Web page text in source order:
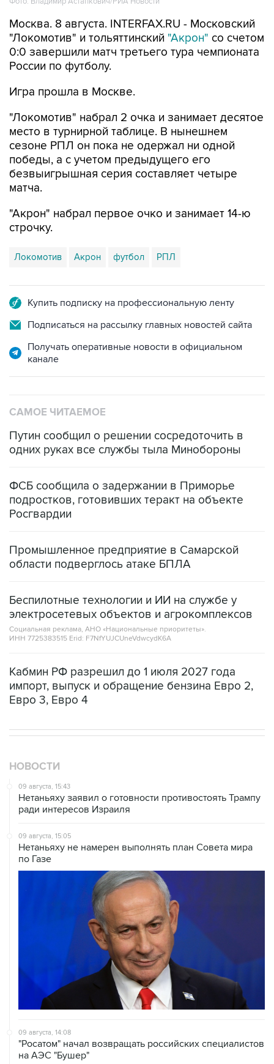
Москва. 8 августа. INTERFAX.RU - Московский
"Локомотив" и тольяттинский "Акрон" со счетом
0:0 завершили матч третьего тура чемпионата
России по футболу.
Игра прошла в Москве.
"Локомотив" набрал 2 очка и занимает десятое
место в турнирной таблице. В нынешнем
сезоне РПЛ он пока не одержал ни одной
победы, а с учетом предыдущего его
безвыигрышная серия составляет четыре
матча.
"Акрон" набрал первое очко и занимает 14-ю
строчку.
Локомотив Акрон футбол РПЛ
Купить подписку на профессиональную ленту
Подписаться на рассылку главных новостей сайта
Получать оперативные новости в официальном
канале
САМОЕ ЧИТАЕМОЕ
Путин сообщил о решении сосредоточить в
одних руках все службы тыла Минобороны
ФСБ сообщила о задержании в Приморье
подростков, готовивших теракт на объекте
Росгвардии
Промышленное предприятие в Самарской
области подверглось атаке БПЛА
Беспилотные технологии и ИИ на службе у
электросетевых объектов и агрокомплексов
Социальная реклама, АНО «Национальные приоритеты».
ИНН 7725383515 Erid: F7NfYUJCUneVdwcydK6A
Кабмин РФ разрешил до 1 июля 2027 года
импорт, выпуск и обращение бензина Евро 2,
Евро 3, Евро 4
НОВОСТИ
09 августа, 15:43
Нетаньяху заявил о готовности противостоять Трампу
ради интересов Израиля
09 августа, 15:05
Нетаньяху не намерен выполнять план Совета мира
по Газе
09 августа, 14:08
"Росатом" начал возвращать российских специалистов
на АЭС "Бушер"